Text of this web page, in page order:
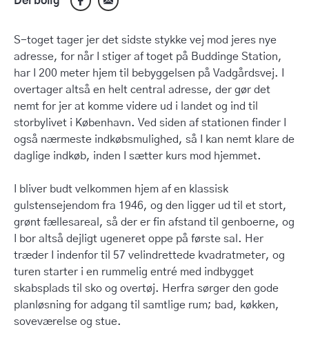
S-toget tager jer det sidste stykke vej mod jeres nye
adresse, for når I stiger af toget på Buddinge Station,
har I 200 meter hjem til bebyggelsen på Vadgårdsvej. I
overtager altså en helt central adresse, der gør det
nemt for jer at komme videre ud i landet og ind til
storbylivet i København. Ved siden af stationen finder I
også nærmeste indkøbsmulighed, så I kan nemt klare de
daglige indkøb, inden I sætter kurs mod hjemmet.
I bliver budt velkommen hjem af en klassisk
gulstensejendom fra 1946, og den ligger ud til et stort,
grønt fællesareal, så der er fin afstand til genboerne, og
I bor altså dejligt ugeneret oppe på første sal. Her
træder I indenfor til 57 velindrettede kvadratmeter, og
turen starter i en rummelig entré med indbygget
skabsplads til sko og overtøj. Herfra sørger den gode
planløsning for adgang til samtlige rum; bad, køkken,
soveværelse og stue.